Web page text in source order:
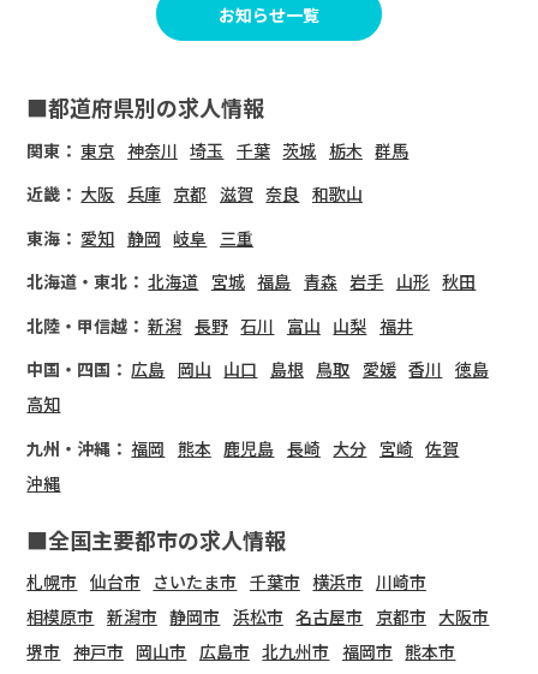
お知らせ一覧
■都道府県別の求人情報
関東： 東京 神奈川 埼玉 千葉 茨城 栃木 群馬
近畿： 大阪 兵庫 京都 滋賀 奈良 和歌山
東海： 愛知 静岡 岐阜
三重
北海道・東北： 北海道 宮城 福島 青森 岩手 山形 秋田
北陸・甲信越： 新潟 長野 石川 富山 山梨 福井
中国・四国： 広島 岡山 山口 島根 鳥取 愛媛 香川 徳島
高知
九州・沖縄： 福岡 熊本 鹿児島 長崎 大分 宮崎 佐賀
沖縄
■全国主要都市の求人情報
札幌市 仙台市 さいたま市 千葉市 横浜市 川崎市
相模原市 新潟市 静岡市 浜松市 名古屋市 京都市 大阪市
堺市 神戸市 岡山市 広島市 北九州市 福岡市 熊本市